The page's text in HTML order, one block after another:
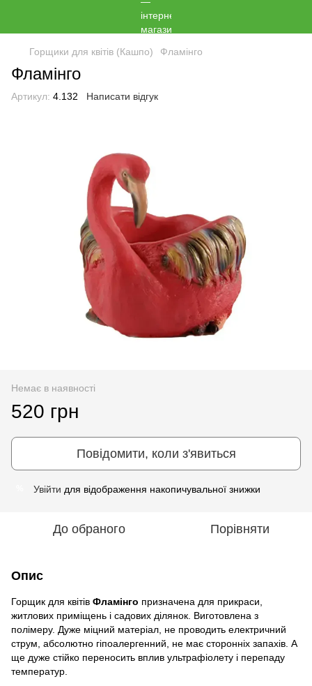
Горщики для квітів (Кашпо) Фламінго
Фламінго
Артикул: 4.132 Написати відгук
Немає в наявності
520 грн
Повідомити, коли з'явиться
Увійти для відображення накопичувальної знижки
До обраного Порівняти
Опис
Горщик для квітів Фламінго призначена для прикраси,
житлових приміщень і садових ділянок. Виготовлена ​​з
полімеру. Дуже міцний матеріал, не проводить електричний
струм, абсолютно гіпоалергенний, не має сторонніх запахів. А
ще дуже стійко переносить вплив ультрафіолету і перепаду
температур.